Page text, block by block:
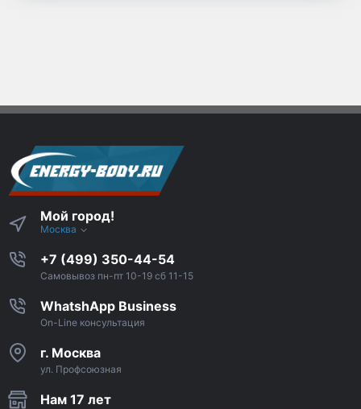
Мой город!
Москва
+7 (499) 350-44-54
Самовывоз пн-пт 10-19 сб 11-15
WhatshApp Business
On-Line консультация
г. Москва
ул. Профсоюзная
Нам 17 лет